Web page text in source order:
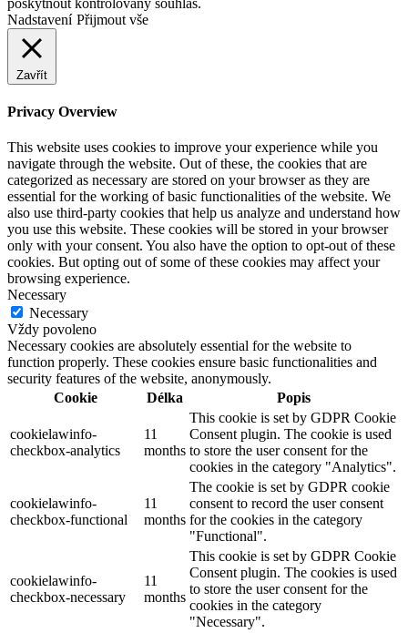
Nadstavení Přijmout vše
Zavřít
Privacy Overview
This website uses cookies to improve your experience while you
navigate through the website. Out of these, the cookies that are
categorized as necessary are stored on your browser as they are
essential for the working of basic functionalities of the website. We
also use third-party cookies that help us analyze and understand how
you use this website. These cookies will be stored in your browser
only with your consent. You also have the option to opt-out of these
cookies. But opting out of some of these cookies may affect your
browsing experience.
Necessary
Necessary
Vždy povoleno
Necessary cookies are absolutely essential for the website to
function properly. These cookies ensure basic functionalities and
security features of the website, anonymously.
Cookie
Délka Popis
cookielawinfo-
checkbox-analytics
11
months
This cookie is set by GDPR Cookie
Consent plugin. The cookie is used
to store the user consent for the
cookies in the category "Analytics".
cookielawinfo-
checkbox-functional
11
months
The cookie is set by GDPR cookie
consent to record the user consent
for the cookies in the category
"Functional".
cookielawinfo-
checkbox-necessary
11
months
This cookie is set by GDPR Cookie
Consent plugin. The cookies is used
to store the user consent for the
cookies in the category
"Necessary".